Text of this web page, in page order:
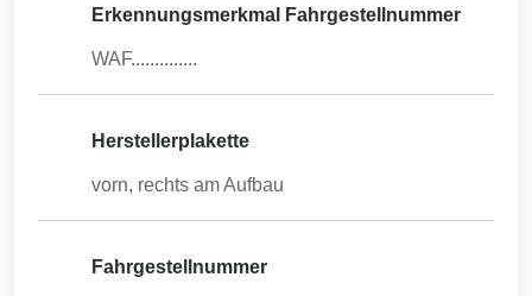
Erkennungsmerkmal Fahrgestellnummer
WAF..............
Herstellerplakette
vorn, rechts am Aufbau
Fahrgestellnummer